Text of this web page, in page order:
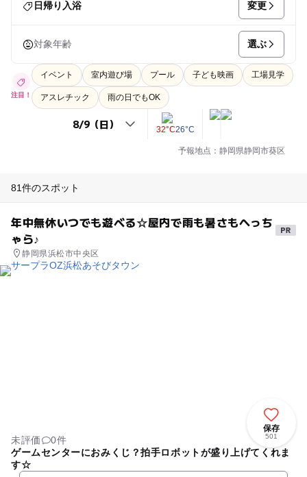
日帰り入浴 変更
対象年齢 選ぶ
注目！
イベント 室内遊び場 プール 子ども映画 工場見学
アスレチック 雨の日でもOK
32°C26°C
予報地点：静岡県静岡市葵区
81件のスポット
年中無休いつでも遊べる☆屋内で雨も暑さもへっち
ゃら♪
静岡県浜松市中央区
保存
501
未評価
0件
ゲームセンターにおみくじ？拍手ロボットが盛り上げてくれま
す☆